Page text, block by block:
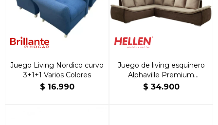
Juego Living Nordico curvo
3+1+1 Varios Colores
$ 16.990
Juego de living esquinero
Alphaville Premium
Castor/Marrón Café
$ 34.900